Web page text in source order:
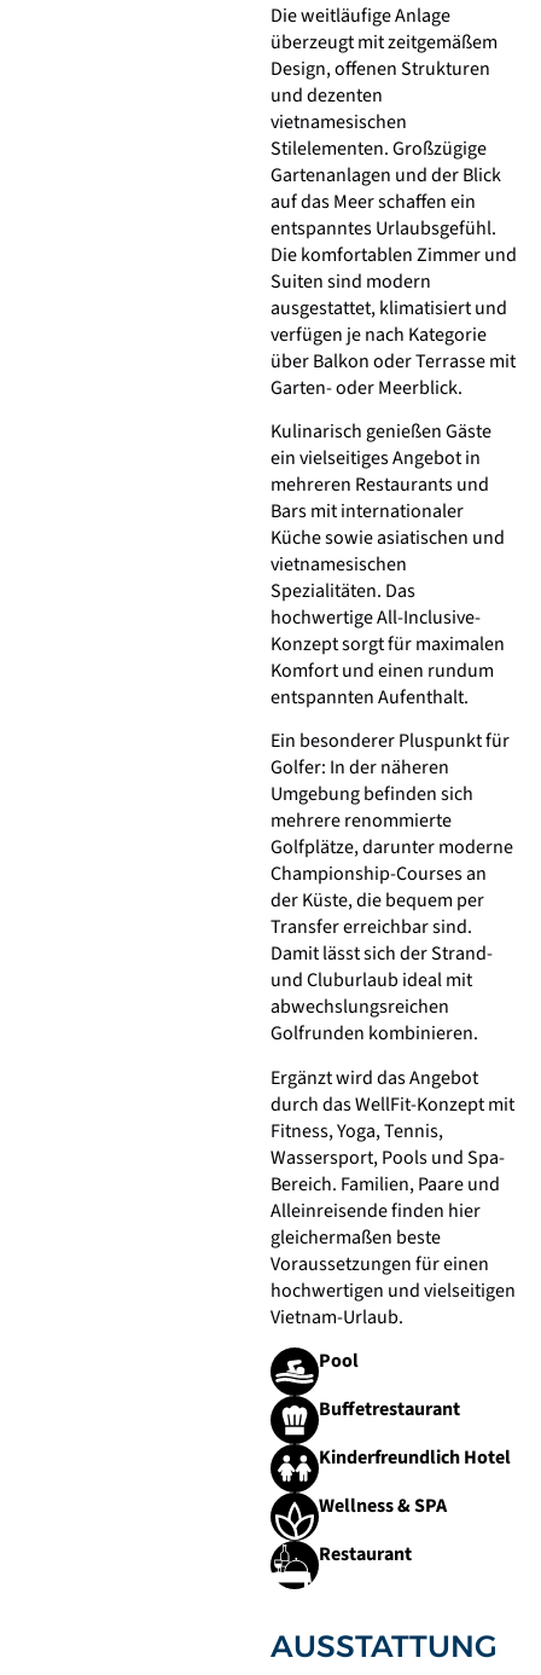
Die weitläufige Anlage
überzeugt mit zeitgemäßem
Design, offenen Strukturen
und dezenten
vietnamesischen
Stilelementen. Großzügige
Gartenanlagen und der Blick
auf das Meer schaffen ein
entspanntes Urlaubsgefühl.
Die komfortablen Zimmer und
Suiten sind modern
ausgestattet, klimatisiert und
verfügen je nach Kategorie
über Balkon oder Terrasse mit
Garten- oder Meerblick.
Kulinarisch genießen Gäste
ein vielseitiges Angebot in
mehreren Restaurants und
Bars mit internationaler
Küche sowie asiatischen und
vietnamesischen
Spezialitäten. Das
hochwertige All-Inclusive-
Konzept sorgt für maximalen
Komfort und einen rundum
entspannten Aufenthalt.
Ein besonderer Pluspunkt für
Golfer: In der näheren
Umgebung befinden sich
mehrere renommierte
Golfplätze, darunter moderne
Championship-Courses an
der Küste, die bequem per
Transfer erreichbar sind.
Damit lässt sich der Strand-
und Cluburlaub ideal mit
abwechslungsreichen
Golfrunden kombinieren.
Ergänzt wird das Angebot
durch das WellFit-Konzept mit
Fitness, Yoga, Tennis,
Wassersport, Pools und Spa-
Bereich. Familien, Paare und
Alleinreisende finden hier
gleichermaßen beste
Voraussetzungen für einen
hochwertigen und vielseitigen
Vietnam-Urlaub.
Pool
Buffetrestaurant
Kinderfreundlich Hotel
Wellness & SPA
Restaurant
AUSSTATTUNG